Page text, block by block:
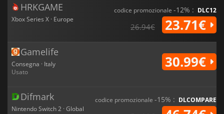
HRKGAME
Xbox Series X · Europe
codice promozionale -12% : DLC12
26.94€ 23.71€
Gamelife
Consegna · Italy
Usato
30.99€
Difmark
Nintendo Switch 2 · Global
codice promozionale -15% : DLCOMPARE